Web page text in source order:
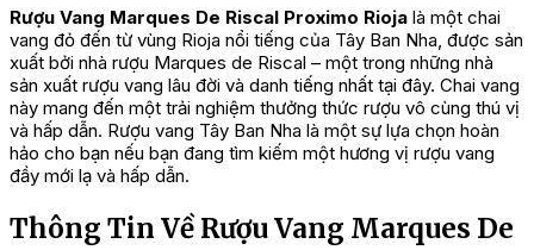
Rượu Vang Marques De Riscal Proximo Rioja là một chai
vang đỏ đến từ vùng Rioja nổi tiếng của Tây Ban Nha, được sản
xuất bởi nhà rượu Marques de Riscal – một trong những nhà
sản xuất rượu vang lâu đời và danh tiếng nhất tại đây. Chai vang
này mang đến một trải nghiệm thưởng thức rượu vô cùng thú vị
và hấp dẫn. Rượu vang Tây Ban Nha là một sự lựa chọn hoàn
hảo cho bạn nếu bạn đang tìm kiếm một hương vị rượu vang
đầy mới lạ và hấp dẫn.
Thông Tin Về Rượu Vang Marques De